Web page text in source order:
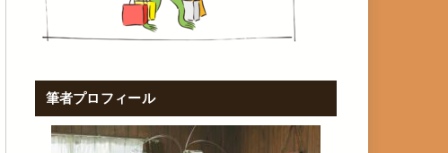
筆者プロフィール